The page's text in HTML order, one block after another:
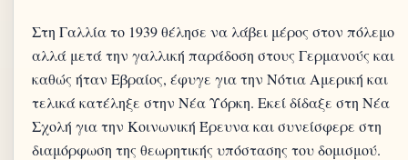
Στη Γαλλία το 1939 θέλησε να λάβει μέρος στον πόλεμο
αλλά μετά την γαλλική παράδοση στους Γερμανούς και
καθώς ήταν Εβραίος, έφυγε για την Νότια Αμερική και
τελικά κατέληξε στην Νέα Υόρκη. Εκεί δίδαξε στη Νέα
Σχολή για την Κοινωνική Έρευνα και συνείσφερε στη
διαμόρφωση της θεωρητικής υπόστασης του δομισμού.